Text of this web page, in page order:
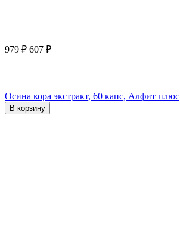
979 ₽ 607 ₽
Осина кора экстракт, 60 капс, Алфит плюс
В корзину